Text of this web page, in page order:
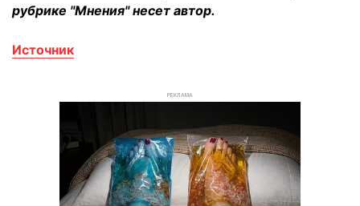
рубрике "Мнения" несет автор.
Источник
РЕКЛАМА